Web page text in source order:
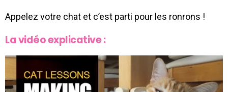
Appelez votre chat et c’est parti pour les ronrons !
La vidéo explicative :